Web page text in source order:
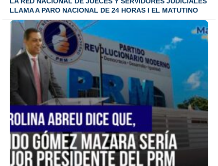
LLAMA A PARO NACIONAL DE 24 HORAS I EL MATUTINO